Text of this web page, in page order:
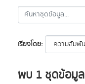
เรียงโดย
พบ 1 ชุดข้อมูล